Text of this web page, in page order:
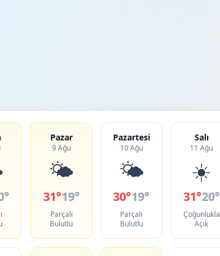
Pazar
9 Ağu
🌤️
31°19°
Parçalı
Bulutlu
Pazartesi
10 Ağu
🌤️
30°19°
Parçalı
Bulutlu
Salı
11 Ağu
☀️
31°20°
Çoğunlukla
Açık